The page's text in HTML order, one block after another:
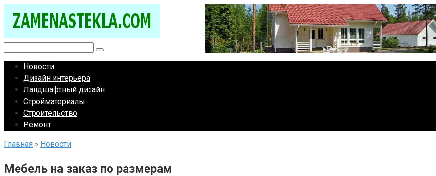
Новости
Дизайн интерьера
Ландшафтный дизайн
Стройматериалы
Строительство
Ремонт
Главная » Новости
Мебель на заказ по размерам